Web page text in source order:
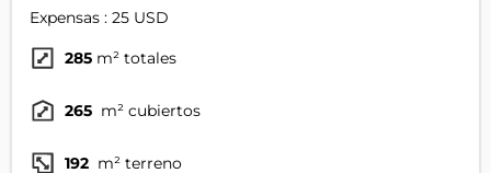
Expensas : 25 USD
285 m² totales
265 m² cubiertos
192 m² terreno